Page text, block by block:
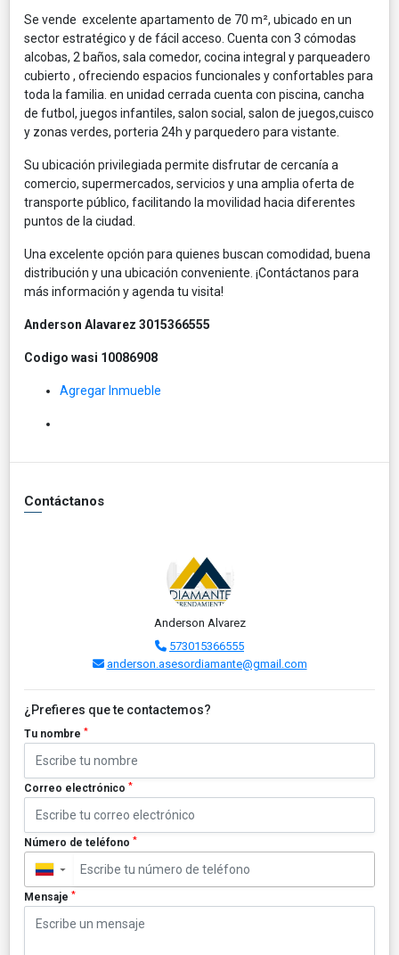
Se vende excelente apartamento de 70 m², ubicado en un
sector estratégico y de fácil acceso. Cuenta con 3 cómodas
alcobas, 2 baños, sala comedor, cocina integral y parqueadero
cubierto , ofreciendo espacios funcionales y confortables para
toda la familia. en unidad cerrada cuenta con piscina, cancha
de futbol, juegos infantiles, salon social, salon de juegos,cuisco
y zonas verdes, porteria 24h y parquedero para vistante.
Su ubicación privilegiada permite disfrutar de cercanía a
comercio, supermercados, servicios y una amplia oferta de
transporte público, facilitando la movilidad hacia diferentes
puntos de la ciudad.
Una excelente opción para quienes buscan comodidad, buena
distribución y una ubicación conveniente. ¡Contáctanos para
más información y agenda tu visita!
Anderson Alavarez 3015366555
Codigo wasi 10086908
Agregar Inmueble
Contáctanos
Anderson Alvarez
573015366555
anderson.asesordiamante@gmail.com
¿Prefieres que te contactemos?
Tu nombre *
Correo electrónico *
Número de teléfono *
▼
Mensaje *